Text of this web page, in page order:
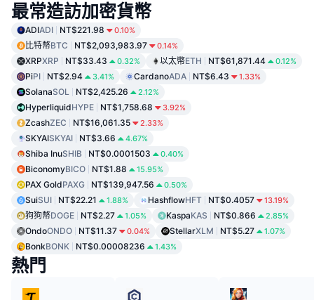
最常造訪加密貨幣
ADIADI NT$221.98 0.10%
比特幣BTC NT$2,093,983.97 0.14%
XRPXRP NT$33.43 0.32% 以太幣ETH NT$61,871.44 0.12%
PiPI NT$2.94 3.41% CardanoADA NT$6.43 1.33%
SolanaSOL NT$2,425.26 2.12%
HyperliquidHYPE NT$1,758.68 3.92%
ZcashZEC NT$16,061.35 2.33%
SKYAISKYAI NT$3.66 4.67%
Shiba InuSHIB NT$0.0001503 0.40%
BiconomyBICO NT$1.88 15.95%
PAX GoldPAXG NT$139,947.56 0.50%
SuiSUI NT$22.21 1.88% HashflowHFT NT$0.4057 13.19%
狗狗幣DOGE NT$2.27 1.05% KaspaKAS NT$0.866 2.85%
OndoONDO NT$11.37 0.04% StellarXLM NT$5.27 1.07%
BonkBONK NT$0.00008236 1.43%
熱門